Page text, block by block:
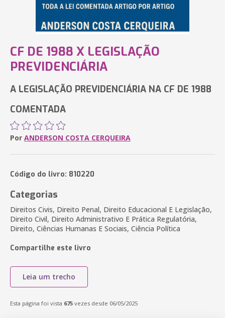
CF DE 1988 X LEGISLAÇÃO
PREVIDENCIÁRIA
A LEGISLAÇÃO PREVIDENCIÁRIA NA CF DE 1988
COMENTADA
Por ANDERSON COSTA CERQUEIRA
Código do livro: 810220
Categorias
Direitos Civis, Direito Penal, Direito Educacional E Legislação,
Direito Civil, Direito Administrativo E Prática Regulatória,
Direito, Ciências Humanas E Sociais, Ciência Política
Compartilhe este livro
Leia um trecho
Esta página foi vista 675 vezes desde 06/05/2025